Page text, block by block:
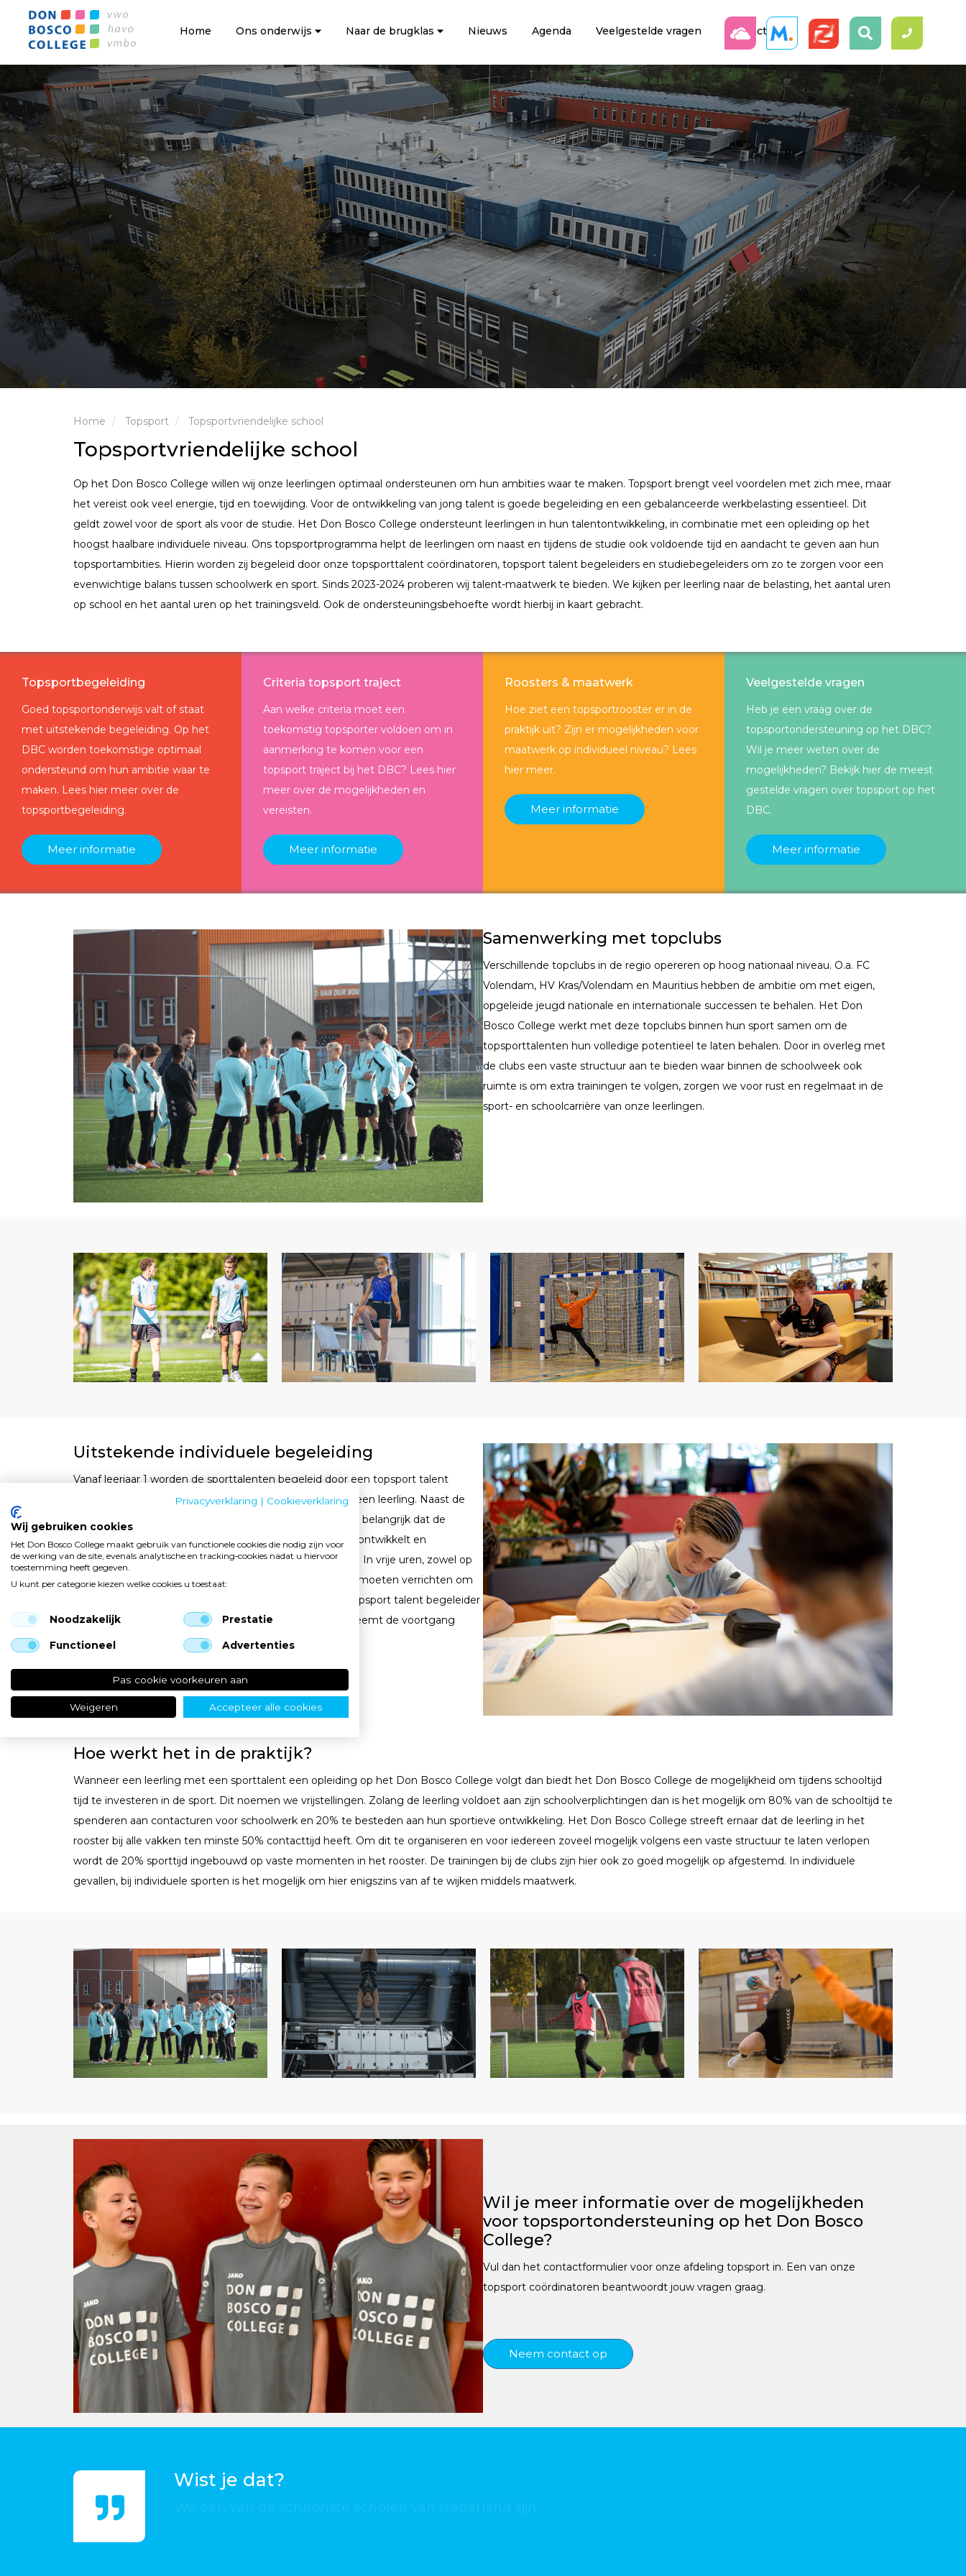
Home Ons onderwijs Naar de brugklas Nieuws Agenda Veelgestelde vragen Contact
Home Topsport Topsportvriendelijke school
Topsportvriendelijke school
Op het Don Bosco College willen wij onze leerlingen optimaal ondersteunen om hun ambities waar te maken. Topsport brengt veel voordelen met zich mee, maar
het vereist ook veel energie, tijd en toewijding. Voor de ontwikkeling van jong talent is goede begeleiding en een gebalanceerde werkbelasting essentieel. Dit
geldt zowel voor de sport als voor de studie. Het Don Bosco College ondersteunt leerlingen in hun talentontwikkeling, in combinatie met een opleiding op het
hoogst haalbare individuele niveau. Ons topsportprogramma helpt de leerlingen om naast en tijdens de studie ook voldoende tijd en aandacht te geven aan hun
topsportambities. Hierin worden zij begeleid door onze topsporttalent coördinatoren, topsport talent begeleiders en studiebegeleiders om zo te zorgen voor een
evenwichtige balans tussen schoolwerk en sport. Sinds 2023-2024 proberen wij talent-maatwerk te bieden. We kijken per leerling naar de belasting, het aantal uren
op school en het aantal uren op het trainingsveld. Ook de ondersteuningsbehoefte wordt hierbij in kaart gebracht.
Topsportbegeleiding
Goed topsportonderwijs valt of staat
met uitstekende begeleiding. Op het
DBC worden toekomstige optimaal
ondersteund om hun ambitie waar te
maken. Lees hier meer over de
topsportbegeleiding.
Meer informatie
Criteria topsport traject
Aan welke criteria moet een
toekomstig topsporter voldoen om in
aanmerking te komen voor een
topsport traject bij het DBC? Lees hier
meer over de mogelijkheden en
vereisten.
Meer informatie
Roosters & maatwerk
Hoe ziet een topsportrooster er in de
praktijk uit? Zijn er mogelijkheden voor
maatwerk op individueel niveau? Lees
hier meer.
Meer informatie
Veelgestelde vragen
Heb je een vraag over de
topsportondersteuning op het DBC?
Wil je meer weten over de
mogelijkheden? Bekijk hier de meest
gestelde vragen over topsport op het
DBC.
Meer informatie
Samenwerking met topclubs
Verschillende topclubs in de regio opereren op hoog nationaal niveau. O.a. FC
Volendam, HV Kras/Volendam en Mauritius hebben de ambitie om met eigen,
opgeleide jeugd nationale en internationale successen te behalen. Het Don
Bosco College werkt met deze topclubs binnen hun sport samen om de
topsporttalenten hun volledige potentieel te laten behalen. Door in overleg met
de clubs een vaste structuur aan te bieden waar binnen de schoolweek ook
ruimte is om extra trainingen te volgen, zorgen we voor rust en regelmaat in de
sport- en schoolcarrière van onze leerlingen.
Uitstekende individuele begeleiding
Vanaf leerjaar 1 worden de sporttalenten begeleid door een topsport talent
begeleider. Een topsporttraject vergt veel discipline van een leerling. Naast de
vaste lesstructuur volgens het rooster is het namelijk erg belangrijk dat de
leerling vanaf het begin goede (zelf)studievaardigheden ontwikkelt en
verantwoordelijkheid leert nemen voor zijn studieverloop. In vrije uren, zowel op
school als thuis, zal het sporttalent veel zelfstandig werk moeten verrichten om
zo aan de leerdoelen voor de opleiding te voldoen. De topsport talent begeleider
ondersteunt hen in het opstellen van een werkplan en neemt de voortgang
regelmatig met de leerling door.
Hoe werkt het in de praktijk?
Wanneer een leerling met een sporttalent een opleiding op het Don Bosco College volgt dan biedt het Don Bosco College de mogelijkheid om tijdens schooltijd
tijd te investeren in de sport. Dit noemen we vrijstellingen. Zolang de leerling voldoet aan zijn schoolverplichtingen dan is het mogelijk om 80% van de schooltijd te
spenderen aan contacturen voor schoolwerk en 20% te besteden aan hun sportieve ontwikkeling. Het Don Bosco College streeft ernaar dat de leerling in het
rooster bij alle vakken ten minste 50% contacttijd heeft. Om dit te organiseren en voor iedereen zoveel mogelijk volgens een vaste structuur te laten verlopen
wordt de 20% sporttijd ingebouwd op vaste momenten in het rooster. De trainingen bij de clubs zijn hier ook zo goed mogelijk op afgestemd. In individuele
gevallen, bij individuele sporten is het mogelijk om hier enigszins van af te wijken middels maatwerk.
Wil je meer informatie over de mogelijkheden
voor topsportondersteuning op het Don Bosco
College?
Vul dan het contactformulier voor onze afdeling topsport in. Een van onze
topsport coördinatoren beantwoordt jouw vragen graag.
Neem contact op
Wist je dat?
Privacyverklaring | Cookieverklaring
Wij gebruiken cookies
Het Don Bosco College maakt gebruik van functionele cookies die nodig zijn voor
de werking van de site, evenals analytische en tracking‑cookies nadat u hiervoor
toestemming heeft gegeven.
U kunt per categorie kiezen welke cookies u toestaat:
Noodzakelijk Prestatie
Functioneel Advertenties
Pas cookie voorkeuren aan
Weigeren Accepteer alle cookies